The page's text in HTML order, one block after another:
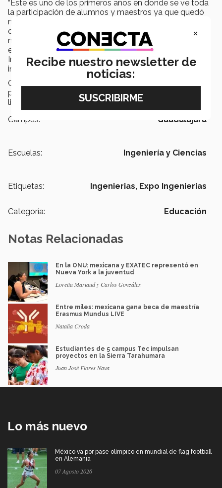
“Este es uno de los primeros años en donde se ve toda
la participación de alumnos y maestros ya que quedó
muy bien organizado, se tiene mayor formalidad al ver
que hay evaluadores y observadores, lo cual exhorta a
más alumnos aquerer participar y ser parte de esta
experiencia”, explicó Sofía Rivas, alumna participante de
Ingeniería Industrial y de Sistemas de la modalidad
internacional.
Cada semestre hay una nueva oportunidad de ser
participante u observador de un evento en donde el
limite lo define uno mismo.
Campus:
Guadalajara
Escuelas: Ingeniería y Ciencias
Etiquetas: Ingenierias, Expo Ingenierías
Categoría: Educación
Notas Relacionadas
En la ONU: mexicana y EXATEC representó en
Nueva York a la juventud
Loretta Mariaud y Carlos González
Entre miles: mexicana gana beca de maestría
Erasmus Mundus LIVE
Natalia Croda
Estudiantes de 5 campus Tec impulsan
proyectos en la Sierra Tarahumara
Juan José Flores Nava
Lo más nuevo
México va por pase olímpico en mundial de flag football
en Alemania
07 Agosto 2026
×
Recibe nuestro newsletter de
noticias: